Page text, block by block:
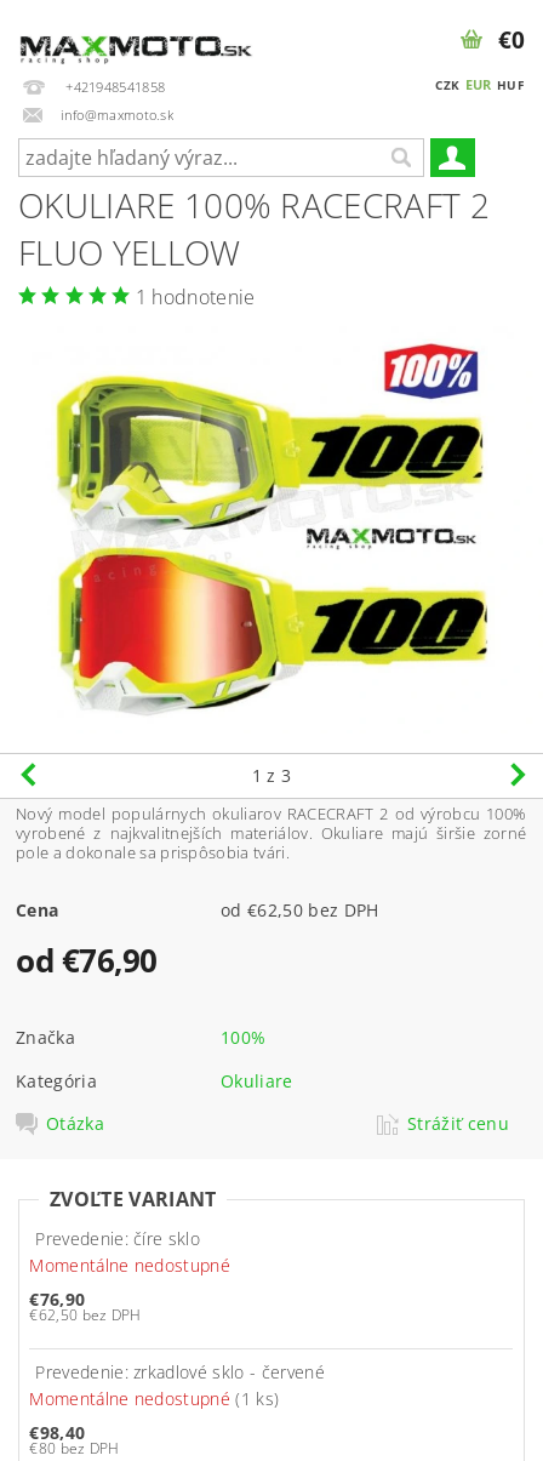
+421948541858
info@maxmoto.sk
CZK EUR HUF
€0
OKULIARE 100% RACECRAFT 2
FLUO YELLOW
1 hodnotenie
1 z 3
Nový model populárnych okuliarov RACECRAFT 2 od výrobcu 100%
vyrobené z najkvalitnejších materiálov. Okuliare majú širšie zorné
pole a dokonale sa prispôsobia tvári.
Cena od €62,50 bez DPH
od €76,90
Značka
100%
Kategória
Okuliare
Otázka
Strážiť cenu
ZVOĽTE VARIANT
Prevedenie: číre sklo
Momentálne nedostupné
€76,90
€62,50 bez DPH
Prevedenie: zrkadlové sklo - červené
Momentálne nedostupné(1 ks)
€98,40
€80 bez DPH